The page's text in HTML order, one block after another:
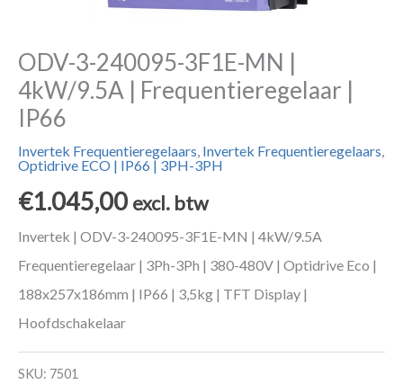
ODV-3-240095-3F1E-MN |
4kW/9.5A | Frequentieregelaar |
IP66
Invertek Frequentieregelaars, Invertek Frequentieregelaars,
Optidrive ECO | IP66 | 3PH-3PH
€1.045,00 excl. btw
Invertek | ODV-3-240095-3F1E-MN | 4kW/9.5A
Frequentieregelaar | 3Ph-3Ph | 380-480V | Optidrive Eco |
188x257x186mm | IP66 | 3,5kg | TFT Display |
Hoofdschakelaar
SKU: 7501